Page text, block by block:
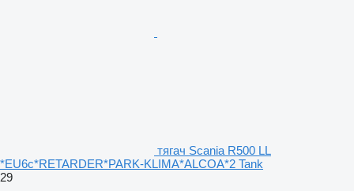
тягач Scania R500 LL
*EU6c*RETARDER*PARK-KLIMA*ALCOA*2 Tank
29